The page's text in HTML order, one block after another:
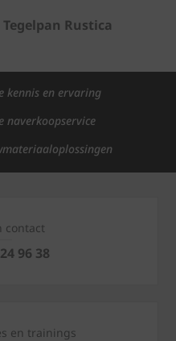
Tegelpan Rustica
kennis en ervaring
naverkoopservice
contact
96 38
en trainings